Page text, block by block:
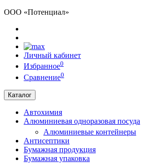
ООО «Потенциал»
Личный кабинет
Избранное0
Сравнение0
Каталог
Автохимия
Алюминиевая одноразовая посуда
Алюминиевые контейнеры
Антисептики
Бумажная продукция
Бумажная упаковка